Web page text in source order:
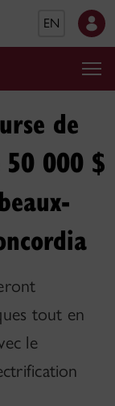
EN
de
50 000 $
tout en
le